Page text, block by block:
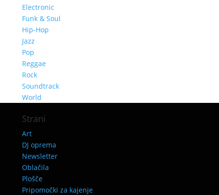
Electronic
Funk & Soul
Hip-Hop
Jazz
Pop
Reggae
Rock
Soundtrack
World
Strani
Art
DJ oprema
Newsletter
Oblačila
Plošče
Pripomočki za kajenje